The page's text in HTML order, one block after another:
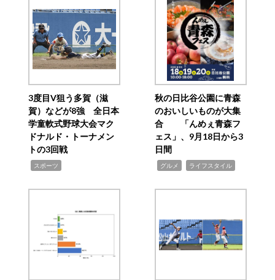
3度目V狙う多賀（滋
賀）などが8強 全日本
学童軟式野球大会マク
ドナルド・トーナメン
トの3回戦
スポーツ
秋の日比谷公園に青森
のおいしいものが大集
合 「んめぇ青森フ
ェス」、9月18日から3
日間
グルメ ライフスタイル